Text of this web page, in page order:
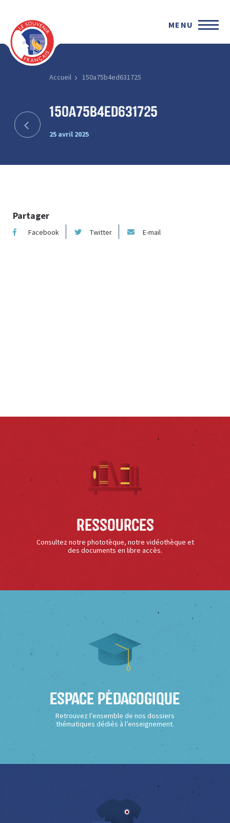
MENU
Accueil 150a75b4ed631725
150a75b4ed631725
25 avril 2025
Partager
Facebook Twitter E-mail
Ressources
Consultez notre phototèque, notre vidéothèque et
des documents en libre accès.
Espace Pédagogique
Retrouvez l’ensemble de nos dossiers
thématiques dédiés à l’enseignement.